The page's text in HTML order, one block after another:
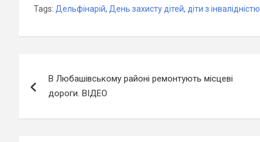
Tags: Дельфінарій, День захисту дітей, діти з інвалідністю
записів
В Любашівському районі ремонтують місцеві
дороги. ВІДЕО